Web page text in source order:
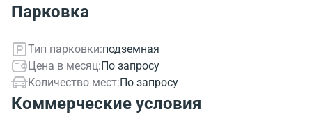
Парковка
Тип парковки:подземная
Цена в месяц:По запросу
Количество мест:По запросу
Коммерческие условия